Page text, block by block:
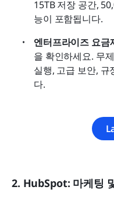
15TB 저장 공간,
능이 포함됩니다.
엔터프라이즈 요금
을 확인하세요. 무
실행, 고급 보안, 규
다.
2. HubSpot: 마케팅